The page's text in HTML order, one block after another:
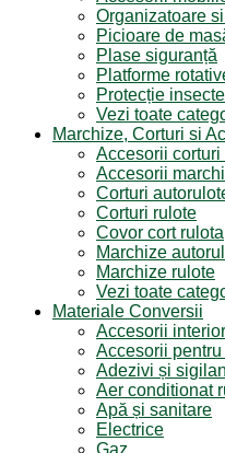
Organizatoare
Picioare de
Plase siguranță
Platforme
Protecție insecte
Vezi toate
Marchize, Corturi si
Accesorii
Accesorii
Corturi
Corturi rulote
Covor cort rulota
Marchize
Marchize rulote
Vezi toate
Materiale Conversii
Accesorii interior
Accesorii
Adezivi și
Aer conditionat
Apă și sanitare
Electrice
Gaz